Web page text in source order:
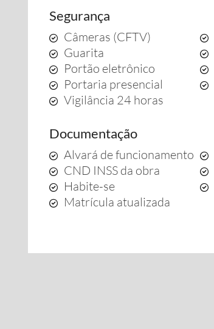
Segurança
Câmeras (CFTV)
Guarita
Portão eletrônico
Portaria presencial
Vigilância 24 horas
Documentação
Alvará de funcionamento
CND INSS da obra
Habite-se
Matrícula atualizada